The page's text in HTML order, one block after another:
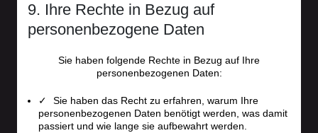
9. Ihre Rechte in Bezug auf
personenbezogene Daten
Sie haben folgende Rechte in Bezug auf Ihre
personenbezogenen Daten:
Sie haben das Recht zu erfahren, warum Ihre
personenbezogenen Daten benötigt werden, was damit
passiert und wie lange sie aufbewahrt werden.